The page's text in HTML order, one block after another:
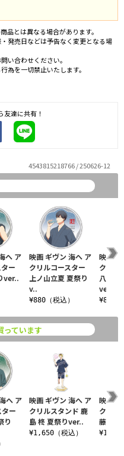
品とは異なる場合があります。
発売日などは予告なく変更となる場
い合わせください。
為を一切禁止いたします。
友達に共有！
4543815218766 / 250626-12
へ ア
ー
ver..
映画 ギヴン 海へ ア
クリルコースター
上ノ山立夏 夏祭り
v..
¥880（税込）
映画
クリル
八木玄
ve..
¥880（
っています
へ ア
ー
り
映画 ギヴン 海へ ア
クリルスタンド 鹿
島 柊 夏祭りver..
¥1,650（税込）
映画
クリル
藤 真
¥1,650